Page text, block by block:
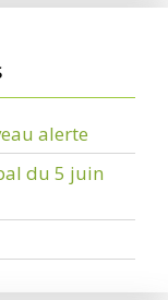
alerte
du 5 juin